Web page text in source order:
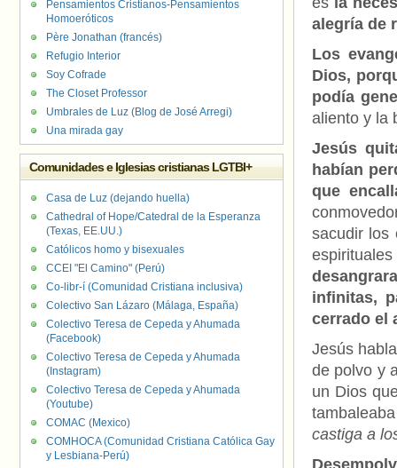
alegría de
Los
Dios,
podía
aliento y la
Jesús
habían
que
sacudir los
infinitas,
cerrado el
Jesús
de polvo y
un Dios
castiga a
Pensamientos Cristianos-Pensamientos
Homoeróticos
Père Jonathan (francés)
Refugio Interior
Soy Cofrade
The Closet Professor
Umbrales de Luz (Blog de José Arregi)
Una mirada gay
Comunidades e Iglesias cristianas LGTBI+
Casa de Luz (dejando huella)
Cathedral of Hope/Catedral de la Esperanza
(Texas, EE.UU.)
Católicos homo y bisexuales
CCEI "El Camino" (Perú)
Co-libr-í (Comunidad Cristiana inclusiva)
Colectivo San Lázaro (Málaga, España)
Colectivo Teresa de Cepeda y Ahumada
(Facebook)
Colectivo Teresa de Cepeda y Ahumada
(Instagram)
Colectivo Teresa de Cepeda y Ahumada
(Youtube)
COMAC (Mexico)
COMHOCA (Comunidad Cristiana Católica Gay
y Lesbiana-Perú)